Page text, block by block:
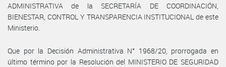
ADMINISTRATIVA de la SECRETARÍA DE COORDINACIÓN,
BIENESTAR, CONTROL Y TRANSPARENCIA INSTITUCIONAL de este
Ministerio.
Que por la Decisión Administrativa N° 1968/20, prorrogada en
último término por la Resolución del MINISTERIO DE SEGURIDAD